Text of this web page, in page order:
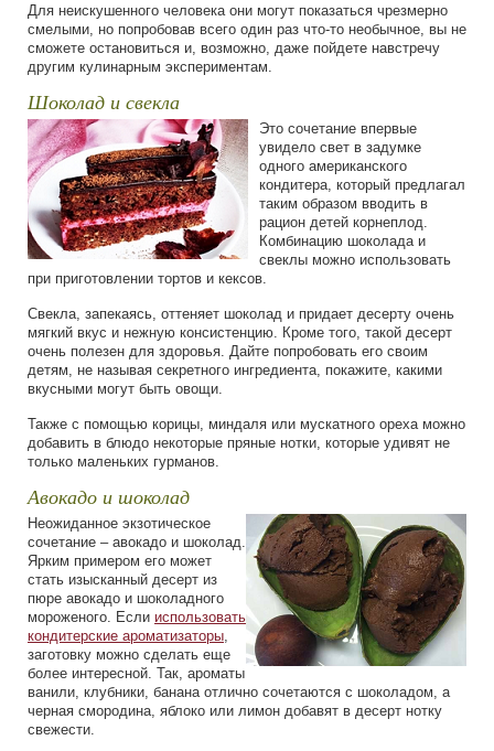
Для неискушенного человека они могут показаться чрезмерно
смелыми, но попробовав всего один раз что-то необычное, вы не
сможете остановиться и, возможно, даже пойдете навстречу
другим кулинарным экспериментам.
Шоколад и свекла
Это сочетание впервые
увидело свет в задумке
одного американского
кондитера, который предлагал
таким образом вводить в
рацион детей корнеплод.
Комбинацию шоколада и
свеклы можно использовать
при приготовлении тортов и кексов.
Свекла, запекаясь, оттеняет шоколад и придает десерту очень
мягкий вкус и нежную консистенцию. Кроме того, такой десерт
очень полезен для здоровья. Дайте попробовать его своим
детям, не называя секретного ингредиента, покажите, какими
вкусными могут быть овощи.
Также с помощью корицы, миндаля или мускатного ореха можно
добавить в блюдо некоторые пряные нотки, которые удивят не
только маленьких гурманов.
Авокадо и шоколад
Неожиданное экзотическое
сочетание – авокадо и шоколад.
Ярким примером его может
стать изысканный десерт из
пюре авокадо и шоколадного
мороженого. Если использовать
кондитерские ароматизаторы
заготовку можно сделать еще
более интересной. Так, ароматы
ванили, клубники, банана отлично сочетаются с шоколадом, а
черная смородина, яблоко или лимон добавят в десерт нотку
свежести.